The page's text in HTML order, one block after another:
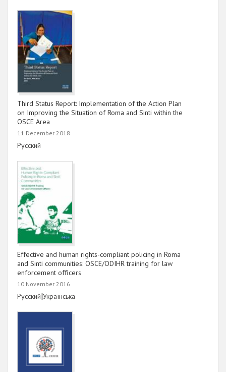
Third Status Report: Implementation of the Action Plan
on Improving the Situation of Roma and Sinti within the
OSCE Area
11 December 2018
Link
Русский
Effective and human rights-compliant policing in Roma
and Sinti communities: OSCE/ODIHR training for law
enforcement officers
10 November 2016
Link
Русский|Link
Українська